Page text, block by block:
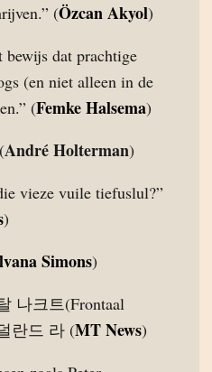
(Özcan Akyol)
dat prachtige
(en niet alleen in de
(Femke Halsema)
André Holterman)
vieze vuile tiefuslul?”
)
Simons)
나크트(Frontaal
란드 라 (MT News)